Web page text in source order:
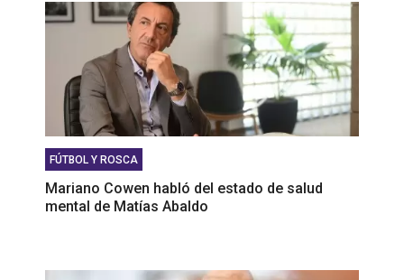
FÚTBOL Y ROSCA
Mariano Cowen habló del estado de salud
mental de Matías Abaldo